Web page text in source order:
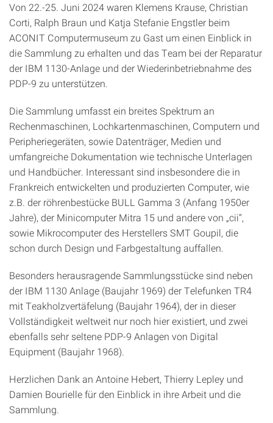
Von 22.-25. Juni 2024 waren Klemens Krause, Christian
Corti, Ralph Braun und Katja Stefanie Engstler beim
ACONIT Computermuseum zu Gast um einen Einblick in
die Sammlung zu erhalten und das Team bei der Reparatur
der IBM 1130-Anlage und der Wiederinbetriebnahme des
PDP-9 zu unterstützen.
Die Sammlung umfasst ein breites Spektrum an
Rechenmaschinen, Lochkartenmaschinen, Computern und
Peripheriegeräten, sowie Datenträger, Medien und
umfangreiche Dokumentation wie technische Unterlagen
und Handbücher. Interessant sind insbesondere die in
Frankreich entwickelten und produzierten Computer, wie
z.B. der röhrenbestücke BULL Gamma 3 (Anfang 1950er
Jahre), der Minicomputer Mitra 15 und andere von „cii“,
sowie Mikrocomputer des Herstellers SMT Goupil, die
schon durch Design und Farbgestaltung auffallen.
Besonders herausragende Sammlungsstücke sind neben
der IBM 1130 Anlage (Baujahr 1969) der Telefunken TR4
mit Teakholzvertäfelung (Baujahr 1964), der in dieser
Vollständigkeit weltweit nur noch hier existiert, und zwei
ebenfalls sehr seltene PDP-9 Anlagen von Digital
Equipment (Baujahr 1968).
Herzlichen Dank an Antoine Hebert, Thierry Lepley und
Damien Bourielle für den Einblick in ihre Arbeit und die
Sammlung.